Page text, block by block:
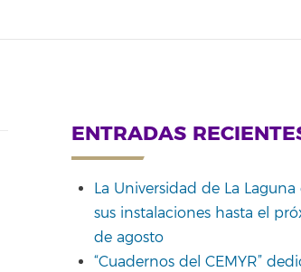
ENTRADAS
La Universidad de La Laguna
sus instalaciones hasta el
de agosto
“Cuadernos del CEMYR”